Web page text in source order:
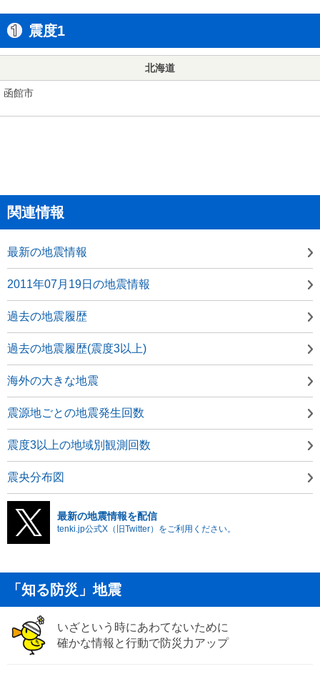
震度1
北海道
函館市
関連情報
最新の地震情報
2011年07月19日の地震情報
過去の地震履歴
過去の地震履歴(震度3以上)
海外の大きな地震
震源地ごとの地震発生回数
震度3以上の地域別観測回数
震央分布図
最新の地震情報を配信
tenki.jp公式X（旧Twitter）をご利用ください。
「知る防災」地震
いざという時にあわてないために
確かな情報と行動で防災力アップ